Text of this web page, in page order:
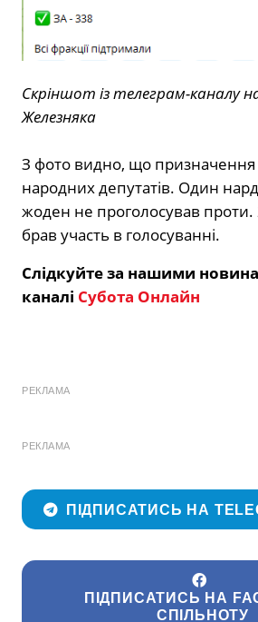
Скріншот із телеграм-каналу
Железняка
З фото видно, що призначення
народних депутатів. Один
жоден не проголосував проти.
брав участь в голосуванні.
Слідкуйте за нашими
каналі Субота Онлайн
РЕКЛАМА
РЕКЛАМА
ПІДПИСАТИСЬ НА
ПІДПИСАТИСЬ НА
СПІЛЬНОТУ